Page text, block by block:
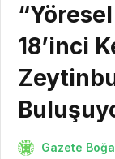
18’inci
Gazete